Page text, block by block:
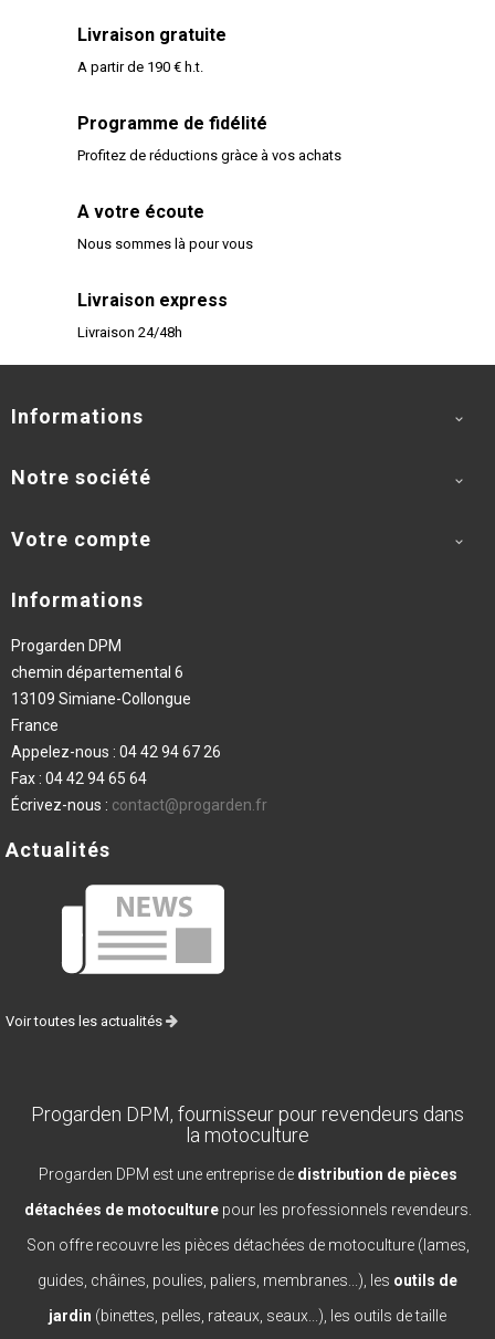
Livraison gratuite
A partir de 190 € h.t.
Programme de fidélité
Profitez de réductions gràce à vos achats
A votre écoute
Nous sommes là pour vous
Livraison express
Livraison 24/48h
Informations 
Notre société 
Votre compte 
Informations
Progarden DPM
chemin départemental 6
13109 Simiane-Collongue
France
Appelez-nous : 04 42 94 67 26
Fax : 04 42 94 65 64
Écrivez-nous : contact@progarden.fr
Actualités
Voir toutes les actualités
Progarden DPM, fournisseur pour revendeurs dans
la motoculture
Progarden DPM est une entreprise de distribution de pièces
détachées de motoculturepour les professionnels revendeurs.
Son offre recouvre les pièces détachées de motoculture (lames,
guides, châines, poulies, paliers, membranes...), les outils de
jardin (binettes, pelles, rateaux, seaux...), les outils de taille